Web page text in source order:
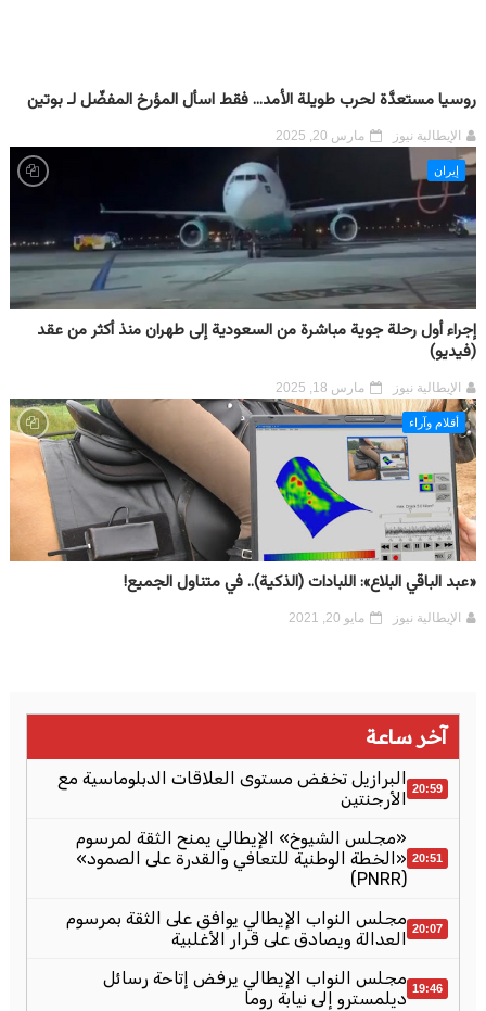
روسيا مستعدَّة لحرب طويلة الأمد... فقط اسأل المؤرخ المفضّل لـ بوتين
الإيطالية نيوز مارس 20, 2025
إيران
إجراء أول رحلة جوية مباشرة من السعودية إلى طهران منذ أكثر من عقد
(فيديو)
الإيطالية نيوز مارس 18, 2025
أقلام وآراء
«عبد الباقي البلاع»: اللبادات (الذكية).. في متناول الجميع!
الإيطالية نيوز مايو 20, 2021
آخر ساعة
20:59 البرازيل تخفض مستوى العلاقات الدبلوماسية مع
الأرجنتين
20:51
«مجلس الشيوخ» الإيطالي يمنح الثقة لمرسوم
«الخطة الوطنية للتعافي والقدرة على الصمود»
(PNRR)
20:07 مجلس النواب الإيطالي يوافق على الثقة بمرسوم
العدالة ويصادق على قرار الأغلبية
19:46 مجلس النواب الإيطالي يرفض إتاحة رسائل
ديلمسترو إلى نيابة روما